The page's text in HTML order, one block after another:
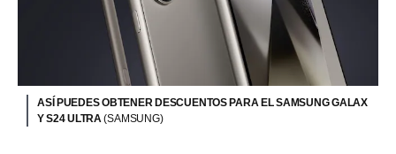
ASÍ PUEDES OBTENER DESCUENTOS PARA EL SAMSUNG GALAX
Y S24 ULTRA(SAMSUNG)